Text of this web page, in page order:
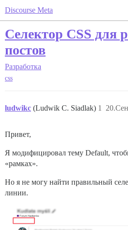
Discourse Meta
Селектор CSS для
постов
Разработка
css
ludwikc (Ludwik C. Siadlak) 1
Привет,
Я модифицировал тему Default,
«рамках».
Но я не могу найти правильный
линии.